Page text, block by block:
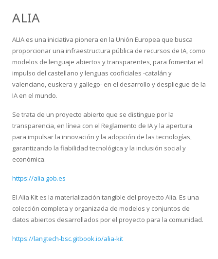
ALIA
ALIA es una iniciativa pionera en la Unión Europea que busca
proporcionar una infraestructura pública de recursos de IA, como
modelos de lenguaje abiertos y transparentes, para fomentar el
impulso del castellano y lenguas cooficiales -catalán y
valenciano, euskera y gallego- en el desarrollo y despliegue de la
IA en el mundo.
Se trata de un proyecto abierto que se distingue por la
transparencia, en línea con el Reglamento de IA y la apertura
para impulsar la innovación y la adopción de las tecnologías,
garantizando la fiabilidad tecnológica y la inclusión social y
económica.
https://alia.gob.es
El Alia Kit es la materialización tangible del proyecto Alia. Es una
colección completa y organizada de modelos y conjuntos de
datos abiertos desarrollados por el proyecto para la comunidad.
https://langtech-bsc.gitbook.io/alia-kit